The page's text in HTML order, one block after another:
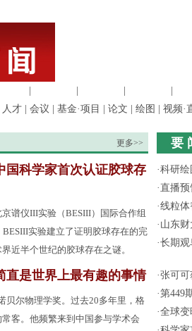
人才 会议 基金·项目 论文 绘图 视频·
更多>>
国科学家首次认证胶球存
谱仪III实验（BESIII）国际合作组
实验建立了证明胶球存在的完
近半个世纪的胶球存在之谜。
直是世界上最有趣的事情
贝尔物理学奖。过去20多年里，格
客。他频繁来到中国参与学术会
要
·科研绘
·直播
·线粒体
· 山东
·长期
·张可可
·第449
·全球